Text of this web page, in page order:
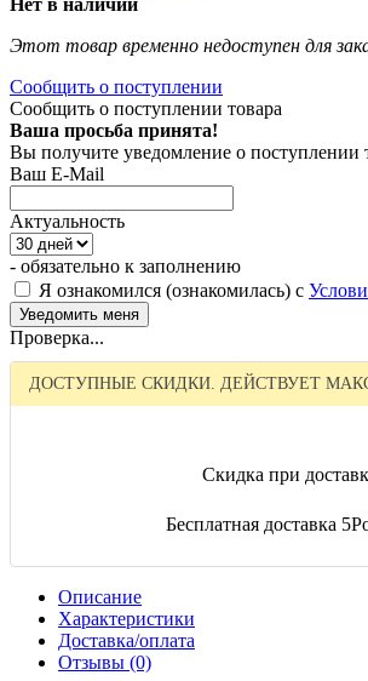
Нет в наличии
Этот товар временно недоступен для
Сообщить о поступлении
Сообщить о поступлении товара
Ваша просьба принята!
Вы получите уведомление о
Ваш E-Mail
Актуальность
- обязательно к заполнению
Я ознакомился (ознакомилась) с
Проверка...
ДОСТУПНЫЕ СКИДКИ. ДЕЙСТВУЕТ
Скидка при
Бесплатная доставка
Описание
Характеристики
Доставка/оплата
Отзывы (0)